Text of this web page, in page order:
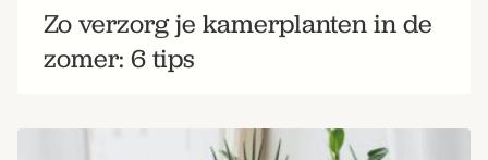
Zo verzorg je kamerplanten in de
zomer: 6 tips